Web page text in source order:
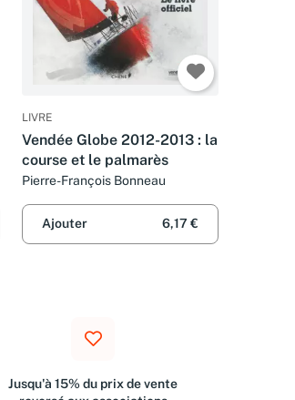
LIVRE
Vendée Globe 2012-2013 : la
course et le palmarès
Pierre-François Bonneau
Ajouter 6,17 €
Jusqu'à 15% du prix de vente